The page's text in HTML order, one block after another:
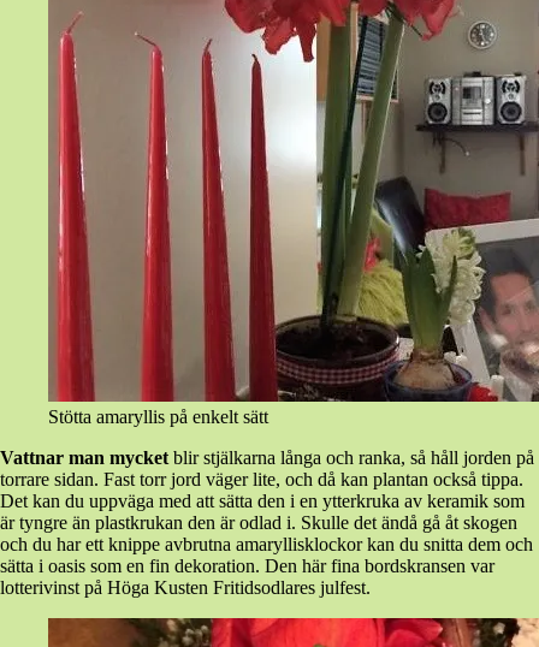
Stötta amaryllis på enkelt sätt
Vattnar man mycketblir stjälkarna långa och ranka, så håll jorden på
torrare sidan. Fast torr jord väger lite, och då kan plantan också tippa.
Det kan du uppväga med att sätta den i en ytterkruka av keramik som
är tyngre än plastkrukan den är odlad i. Skulle det ändå gå åt skogen
och du har ett knippe avbrutna amaryllisklockor kan du snitta dem och
sätta i oasis som en fin dekoration. Den här fina bordskransen var
lotterivinst på Höga Kusten Fritidsodlares julfest.